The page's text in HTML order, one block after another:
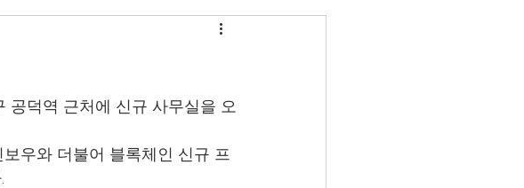
공덕역 근처에 신규 사무실을 오
우와 더불어 블록체인 신규 프